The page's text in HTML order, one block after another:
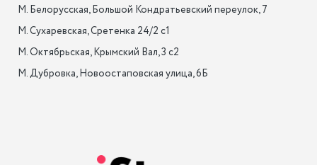
М. Белорусская, Большой Кондратьевский переулок, 7
М. Сухаревская, Сретенка 24/2 с1
М. Октябрьская, Крымский Вал, 3 с2
М. Дубровка, Новоостаповская улица, 6Б